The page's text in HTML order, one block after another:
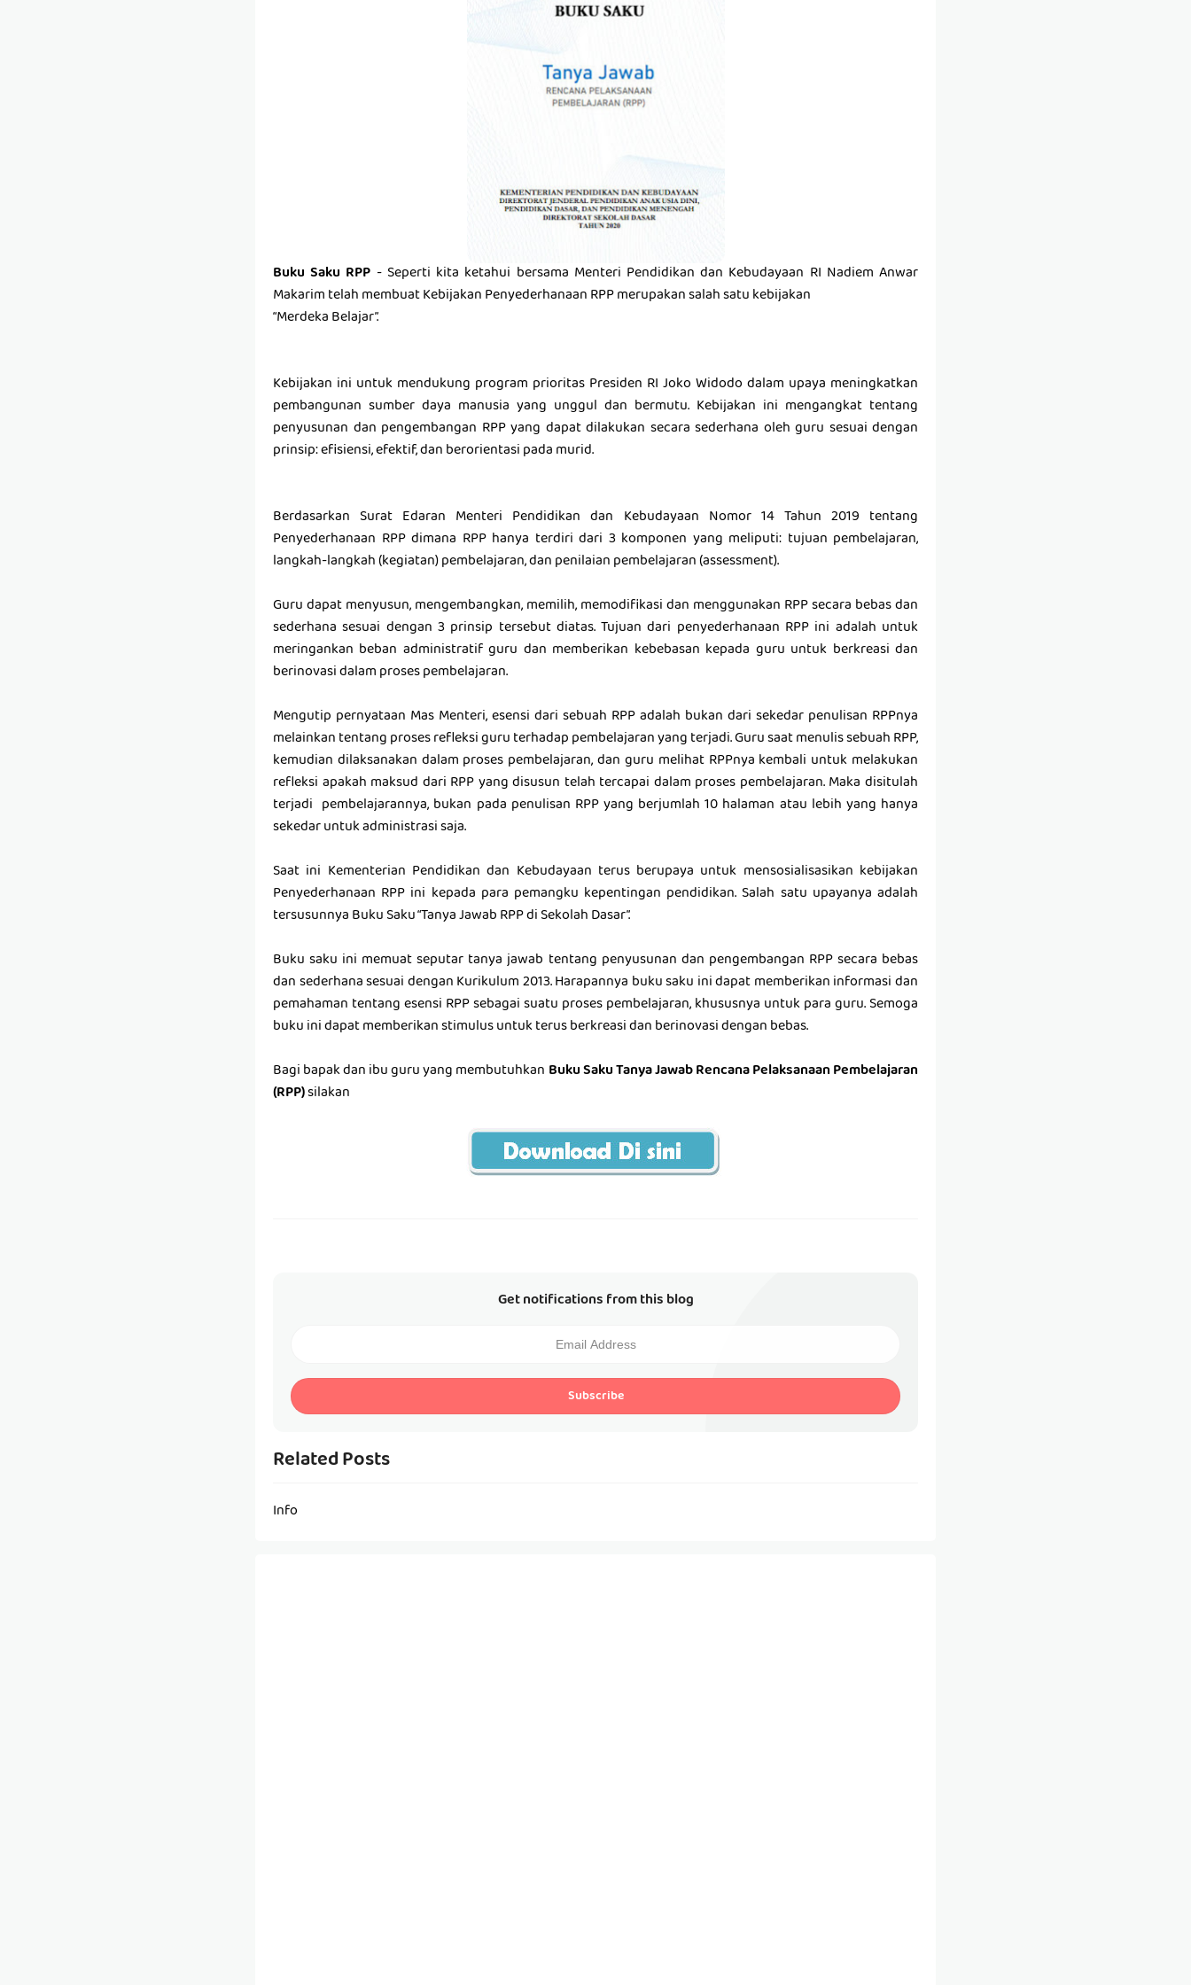
Buku Saku RPP - Seperti kita ketahui bersama Menteri Pendidikan dan Kebudayaan RI Nadiem Anwar
Makarim telah membuat Kebijakan Penyederhanaan RPP merupakan salah satu kebijakan
“Merdeka Belajar”.
Kebijakan ini untuk mendukung program prioritas Presiden RI Joko Widodo dalam upaya meningkatkan
pembangunan sumber daya manusia yang unggul dan bermutu. Kebijakan ini mengangkat tentang
penyusunan dan pengembangan RPP yang dapat dilakukan secara sederhana oleh guru sesuai dengan
prinsip: efisiensi, efektif, dan berorientasi pada murid.
Berdasarkan Surat Edaran Menteri Pendidikan dan Kebudayaan Nomor 14 Tahun 2019 tentang
Penyederhanaan RPP dimana RPP hanya terdiri dari 3 komponen yang meliputi: tujuan pembelajaran,
langkah-langkah (kegiatan) pembelajaran, dan penilaian pembelajaran (assessment).
Guru dapat menyusun, mengembangkan, memilih, memodifikasi dan menggunakan RPP secara bebas dan
sederhana sesuai dengan 3 prinsip tersebut diatas. Tujuan dari penyederhanaan RPP ini adalah untuk
meringankan beban administratif guru dan memberikan kebebasan kepada guru untuk berkreasi dan
berinovasi dalam proses pembelajaran.
Mengutip pernyataan Mas Menteri, esensi dari sebuah RPP adalah bukan dari sekedar penulisan RPPnya
melainkan tentang proses refleksi guru terhadap pembelajaran yang terjadi. Guru saat menulis sebuah RPP,
kemudian dilaksanakan dalam proses pembelajaran, dan guru melihat RPPnya kembali untuk melakukan
refleksi apakah maksud dari RPP yang disusun telah tercapai dalam proses pembelajaran. Maka disitulah
terjadi pembelajarannya, bukan pada penulisan RPP yang berjumlah 10 halaman atau lebih yang hanya
sekedar untuk administrasi saja.
Saat ini Kementerian Pendidikan dan Kebudayaan terus berupaya untuk mensosialisasikan kebijakan
Penyederhanaan RPP ini kepada para pemangku kepentingan pendidikan. Salah satu upayanya adalah
tersusunnya Buku Saku “Tanya Jawab RPP di Sekolah Dasar”.
Buku saku ini memuat seputar tanya jawab tentang penyusunan dan pengembangan RPP secara bebas
dan sederhana sesuai dengan Kurikulum 2013. Harapannya buku saku ini dapat memberikan informasi dan
pemahaman tentang esensi RPP sebagai suatu proses pembelajaran, khususnya untuk para guru. Semoga
buku ini dapat memberikan stimulus untuk terus berkreasi dan berinovasi dengan bebas.
Bagi bapak dan ibu guru yang membutuhkan Buku Saku Tanya Jawab Rencana Pelaksanaan Pembelajaran
(RPP)silakan
Get notifications from this blog
Subscribe
Related Posts
Info